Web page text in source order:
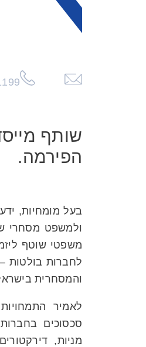
לחצו
לשליחת
שותף
הפירמה.
בעל מומחיות,
משפטי שוטף
לחברות בולטות
והמסחרית
לאמיר
סכסוכים
מניות,